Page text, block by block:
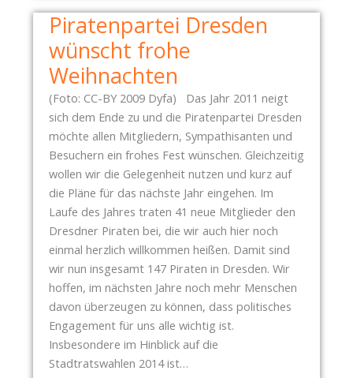
B
S
T
I
M
M
U
N
G
Z
U
R
U
N
T
E
R
S
T
Ü
Piratenpartei Dresden
wünscht frohe
Weihnachten
(Foto: CC-BY 2009 Dyfa) Das Jahr 2011 neigt
sich dem Ende zu und die Piratenpartei Dresden
möchte allen Mitgliedern, Sympathisanten und
Besuchern ein frohes Fest wünschen. Gleichzeitig
wollen wir die Gelegenheit nutzen und kurz auf
die Pläne für das nächste Jahr eingehen. Im
Laufe des Jahres traten 41 neue Mitglieder den
Dresdner Piraten bei, die wir auch hier noch
einmal herzlich willkommen heißen. Damit sind
wir nun insgesamt 147 Piraten in Dresden. Wir
hoffen, im nächsten Jahre noch mehr Menschen
davon überzeugen zu können, dass politisches
Engagement für uns alle wichtig ist.
Insbesondere im Hinblick auf die
Stadtratswahlen 2014 ist…